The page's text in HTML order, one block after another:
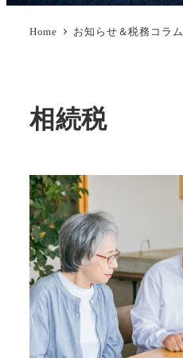
Home お知らせ＆税務コラム
相続税